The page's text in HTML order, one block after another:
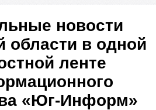
новости
области в одной
ленте
«Юг-Информ»